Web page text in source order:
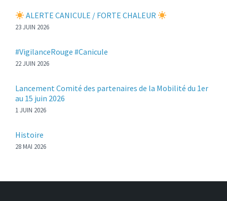
ALERTE CANICULE / FORTE CHALEUR
23 JUIN 2026
#VigilanceRouge #Canicule
22 JUIN 2026
Lancement Comité des partenaires de la Mobilité du 1er
au 15 juin 2026
1 JUIN 2026
Histoire
28 MAI 2026